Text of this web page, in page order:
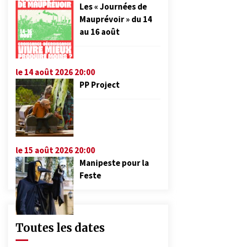
Les « Journées de
Mauprévoir » du 14
au 16 août
le 14 août 2026 20:00
PP Project
le 15 août 2026 20:00
Manipeste pour la
Feste
Toutes les dates